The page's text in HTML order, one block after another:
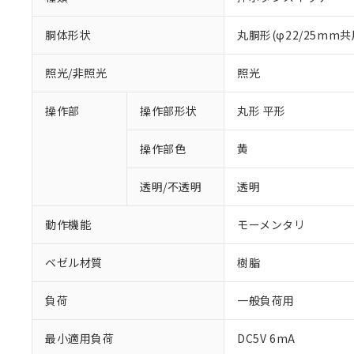
胴体形状 丸胴形(φ22/25mm共
照光/非照光 照光
操作部 操作部形状 丸形 平形
操作部色 黄
透明/不透明 透明
動作機能 モーメンタリ
ベゼル材質 樹脂
負荷 一般負荷用
最小適用負荷 DC5V 6mA
※1 対応状況